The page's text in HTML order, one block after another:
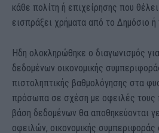
κάθε πολίτη ή επιχείρησης που
εισπράξει χρήματα από το Δημόσιο ή
Ηδη ολοκληρώθηκε ο διαγωνισμός
δεδομένων οικονομικής
πιστοληπτικής βαθμολόγησης στα
πρόσωπα σε σχέση με οφειλές τους
βάση δεδομένων θα αποθηκεύονται
οφειλών, οικονομικής συμπεριφοράς